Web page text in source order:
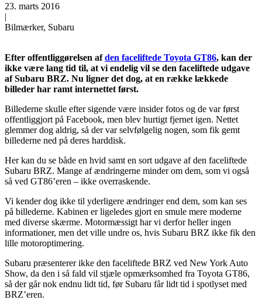
23. marts 2016
|
Bilmærker, Subaru
Efter offentliggørelsen afden faceliftede Toyota GT86, kan der
ikke være lang tid til, at vi endelig vil se den faceliftede udgave
af Subaru BRZ. Nu ligner det dog, at en række lækkede
billeder har ramt internettet først.
Billederne skulle efter sigende være insider fotos og de var først
offentliggjort på Facebook, men blev hurtigt fjernet igen. Nettet
glemmer dog aldrig, så der var selvfølgelig nogen, som fik gemt
billederne ned på deres harddisk.
Her kan du se både en hvid samt en sort udgave af den faceliftede
Subaru BRZ. Mange af ændringerne minder om dem, som vi også
så ved GT86’eren – ikke overraskende.
Vi kender dog ikke til yderligere ændringer end dem, som kan ses
på billederne. Kabinen er ligeledes gjort en smule mere moderne
med diverse skærme. Motormæssigt har vi derfor heller ingen
informationer, men det ville undre os, hvis Subaru BRZ ikke fik den
lille motoroptimering.
Subaru præsenterer ikke den faceliftede BRZ ved New York Auto
Show, da den i så fald vil stjæle opmærksomhed fra Toyota GT86,
så der går nok endnu lidt tid, før Subaru får lidt tid i spotlyset med
BRZ’eren.